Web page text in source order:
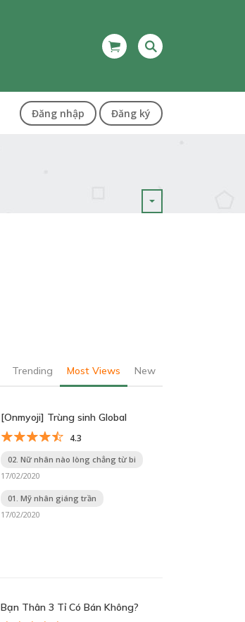
Đăng nhập Đăng ký
Trending Most Views New
[Onmyoji] Trùng sinh Global
4.3
02. Nữ nhân nào lòng chẳng từ bi
17/02/2020
01. Mỹ nhân giáng trần
17/02/2020
Bạn Thân 3 Tỉ Có Bán Không?